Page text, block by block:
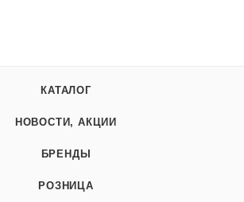
КАТАЛОГ
НОВОСТИ, АКЦИИ
БРЕНДЫ
РОЗНИЦА